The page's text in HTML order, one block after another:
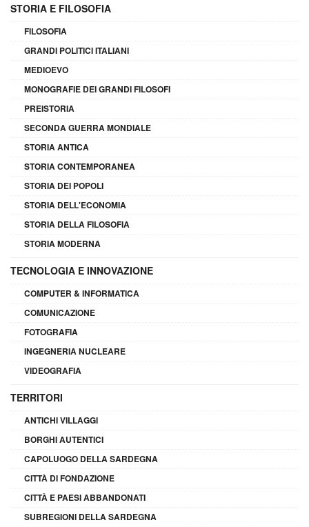
STORIA E FILOSOFIA
FILOSOFIA
GRANDI POLITICI ITALIANI
MEDIOEVO
MONOGRAFIE DEI GRANDI FILOSOFI
PREISTORIA
SECONDA GUERRA MONDIALE
STORIA ANTICA
STORIA CONTEMPORANEA
STORIA DEI POPOLI
STORIA DELL'ECONOMIA
STORIA DELLA FILOSOFIA
STORIA MODERNA
TECNOLOGIA E INNOVAZIONE
COMPUTER & INFORMATICA
COMUNICAZIONE
FOTOGRAFIA
INGEGNERIA NUCLEARE
VIDEOGRAFIA
TERRITORI
ANTICHI VILLAGGI
BORGHI AUTENTICI
CAPOLUOGO DELLA SARDEGNA
CITTÀ DI FONDAZIONE
CITTÀ E PAESI ABBANDONATI
SUBREGIONI DELLA SARDEGNA